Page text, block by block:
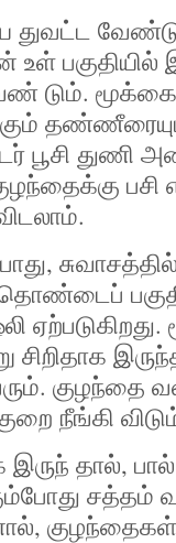
துவட்ட
உள்
டும்.
பூசி துணி
பசி
குழந்தை
நீங்கி
இருந் தால்,
சத்தம்
குழந்தைகள்